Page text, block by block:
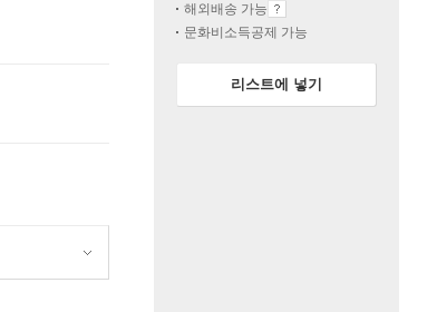
해외배송 가능
문화비소득공제 가능
리스트에 넣기